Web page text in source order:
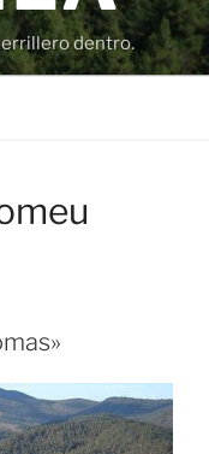
dentro.